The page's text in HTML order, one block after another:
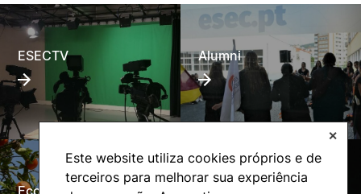
Este website utiliza cookies próprios e de
terceiros para melhorar sua experiência
✕
ESECTV Alumni
Eco-Escola Internacional